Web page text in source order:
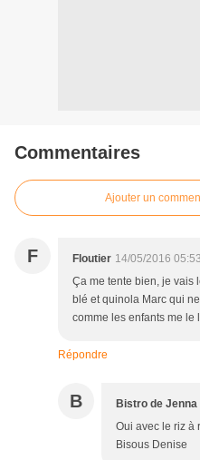
Commentaires
Ajouter un
F Floutier 14/05/2016 05:53
Ça me tente bien, je vais
blé et quinola Marc qui
comme les enfants me le
Répondre
B Bistro de Jenna
Oui avec le riz à
Bisous Denise